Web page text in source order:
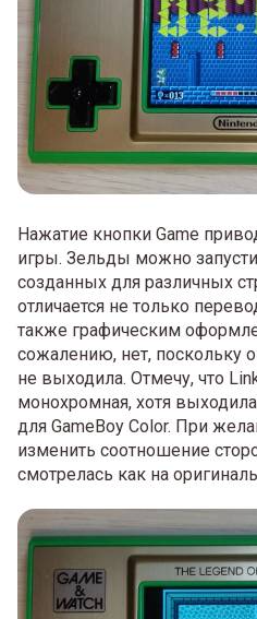
Нажатие кнопки Game
игры. Зельды можно
созданных для различных
отличается не только
также графическим
сожалению, нет, поскольку
не выходила. Отмечу, что
монохромная, хотя
для GameBoy Color. При
изменить соотношение
смотрелась как на